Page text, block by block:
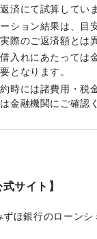
済にて試算してい
ーション結果は、目
際のご返済額とは
借入れにあたっては
となります。
約時には諸費用・税
金融機関にご確認
サイト】
ほ銀行のローンシ